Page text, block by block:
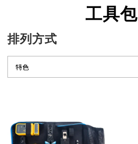
工具包
排列方式